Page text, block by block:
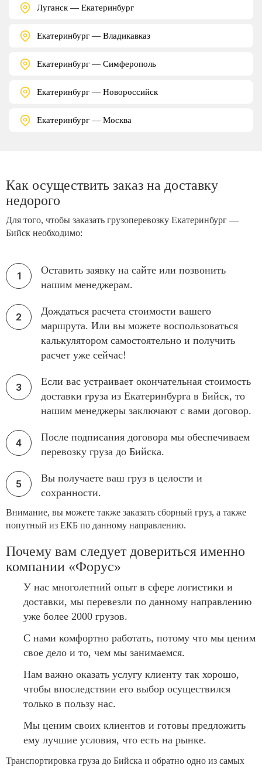
Луганск — Екатеринбург
Екатеринбург — Владикавказ
Екатеринбург — Симферополь
Екатеринбург — Новороссийск
Екатеринбург — Москва
Как осуществить заказ на доставку
недорого
Для того, чтобы заказать грузоперевозку Екатеринбург —
Бийск необходимо:
Оставить заявку на сайте или позвонить
нашим менеджерам.
Дождаться расчета стоимости вашего
маршрута. Или вы можете воспользоваться
калькулятором самостоятельно и получить
расчет уже сейчас!
Если вас устраивает окончательная стоимость
доставки груза из Екатеринбурга в Бийск, то
нашим менеджеры заключают с вами договор.
После подписания договора мы обеспечиваем
перевозку груза до Бийска.
Вы получаете ваш груз в целости и
сохранности.
Внимание, вы можете также заказать сборный груз, а также
попутный из ЕКБ по данному направлению.
Почему вам следует довериться именно
компании «Форус»
У нас многолетний опыт в сфере логистики и
доставки, мы перевезли по данному направлению
уже более 2000 грузов.
С нами комфортно работать, потому что мы ценим
свое дело и то, чем мы занимаемся.
Нам важно оказать услугу клиенту так хорошо,
чтобы впоследствии его выбор осуществился
только в пользу нас.
Мы ценим своих клиентов и готовы предложить
ему лучшие условия, что есть на рынке.
Транспортировка груза до Бийска и обратно одно из самых